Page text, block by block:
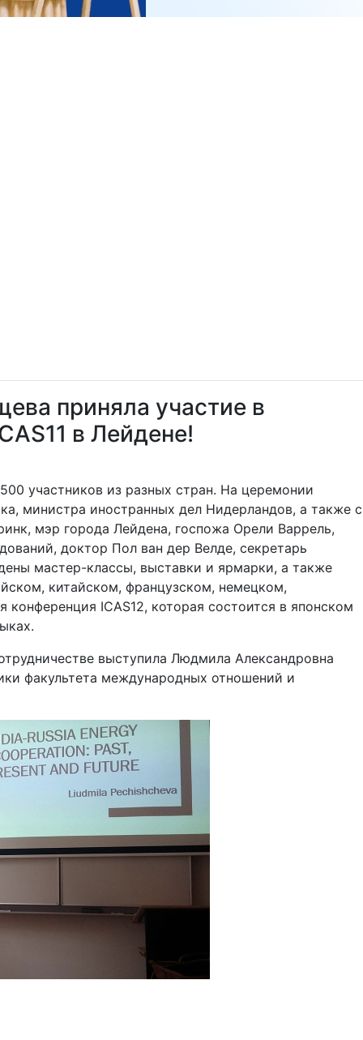
приняла участие в
в Лейдене!
участников из разных стран. На церемонии
министра иностранных дел Нидерландов, а также с
мэр города Лейдена, госпожа Орели Варрель,
доктор Пол ван дер Велде, секретарь
мастер-классы, выставки и ярмарки, а также
китайском, французском, немецком,
ICAS12, которая состоится в японском
выступила Людмила Александровна
факультета международных отношений и